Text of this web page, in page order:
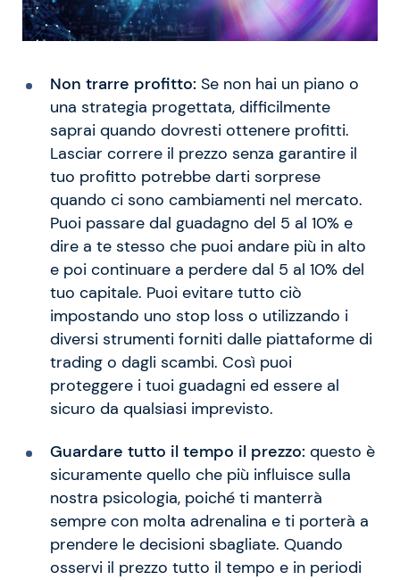
Non trarre profitto: Se non hai un piano o
una strategia progettata, difficilmente
saprai quando dovresti ottenere profitti.
Lasciar correre il prezzo senza garantire il
tuo profitto potrebbe darti sorprese
quando ci sono cambiamenti nel mercato.
Puoi passare dal guadagno del 5 al 10% e
dire a te stesso che puoi andare più in alto
e poi continuare a perdere dal 5 al 10% del
tuo capitale. Puoi evitare tutto ciò
impostando uno stop loss o utilizzando i
diversi strumenti forniti dalle piattaforme di
trading o dagli scambi. Così puoi
proteggere i tuoi guadagni ed essere al
sicuro da qualsiasi imprevisto.
Guardare tutto il tempo il prezzo: questo è
sicuramente quello che più influisce sulla
nostra psicologia, poiché ti manterrà
sempre con molta adrenalina e ti porterà a
prendere le decisioni sbagliate. Quando
osservi il prezzo tutto il tempo e in periodi